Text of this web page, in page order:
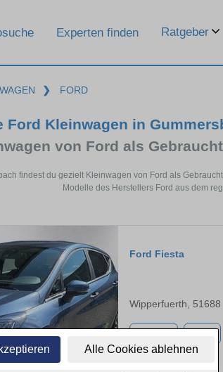
Alle Cookies ablehnen
Experten finden Ratgeber
❯ FORD
Ford Kleinwagen in
von Ford als
findest du gezielt Kleinwagen von Ford als
Modelle des Herstellers Ford aus dem
Ford Fiesta
Wipperfuerth, 51688